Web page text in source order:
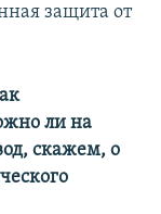
защита от
ли на
скажем, о